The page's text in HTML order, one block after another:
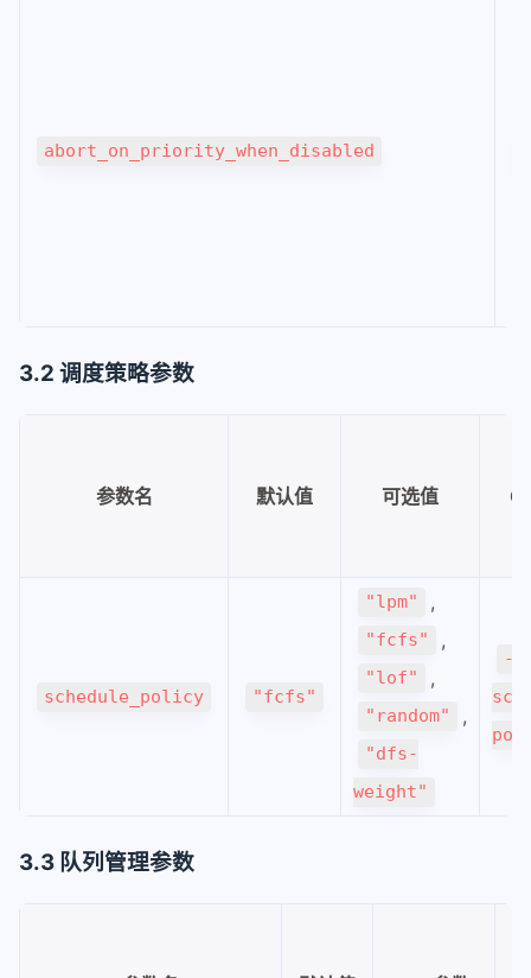
abort_on_priority_when_disabled
3.2 调度策略参数
参数名 默认值 可选值
schedule_policy "fcfs"
"lpm" ,
"fcfs" ,
"lof" ,
"random" ,
"dfs-
weight"
--
3.3 队列管理参数